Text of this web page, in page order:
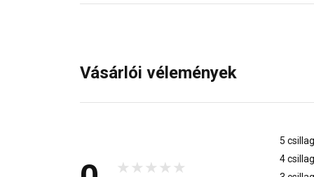
Vásárlói vélemények
5 csillag
4 csillag